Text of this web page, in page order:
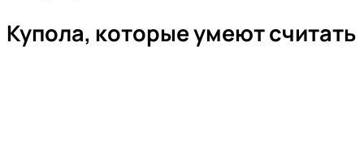
Купола, которые умеют считать